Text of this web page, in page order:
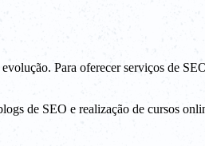
Para oferecer serviços de
de SEO e realização de cursos